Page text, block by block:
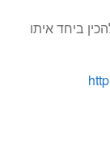
ביחד איתו